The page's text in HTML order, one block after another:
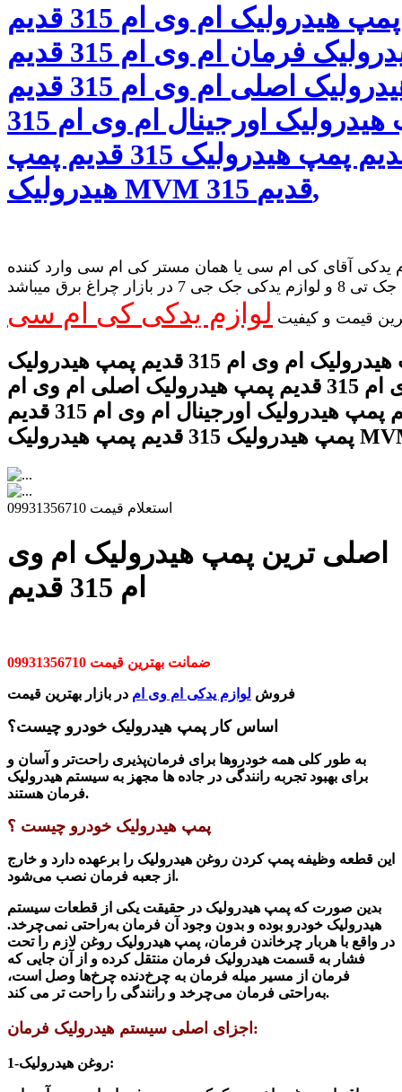
قیمت پمپ هیدرولیک ام وی ام 315 قدیم
پمپ هیدرولیک فرمان ام وی ام 315 قدیم
پمپ هیدرولیک اصلی ام وی ام 315 قدیم
پمپ هیدرولیک اورجینال ام وی ام 315
قدیم پمپ هیدرولیک 315 قدیم پمپ
هیدرولیک MVM 315 قدیم,
یدکی آقای کی ام سی یا همان مستر کی ام سی وارد کننده
لوازم یدکی جک تی 8 و لوازم یدکی جک جی 7 در بازار چراغ برق میباشد
قیمت و کیفیت لوازم یدکی کی ام سی
قیمت پمپ هیدرولیک ام وی ام 315 قدیم پمپ هیدرولیک
فرمان ام وی ام 315 قدیم پمپ هیدرولیک اصلی ام وی ام
315 قدیم پمپ هیدرولیک اورجینال ام وی ام 315 قدیم
استعلام قیمت 09931356710
اصلی ترین پمپ هیدرولیک ام وی
ام 315 قدیم
ضمانت بهترین قیمت 09931356710
فروش لوازم یدکی ام وی ام در بازار بهترین قیمت
اساس کار پمپ هیدرولیک خودرو چیست؟
به طور کلی همه خودروها برای فرمان‌پذیری راحت‌تر و آسان و
برای بهبود تجربه رانندگی در جاده ها مجهز به سیستم هیدرولیک
فرمان هستند.
پمپ هیدرولیک خودرو چیست ؟
این قطعه وظیفه پمپ کردن روغن هیدرولیک را برعهده دارد و خارج
از جعبه فرمان نصب می‌شود.
بدین صورت که پمپ هیدرولیک در حقیقت یکی از قطعات سیستم
هیدرولیک خودرو بوده و بدون وجود آن فرمان به‌راحتی نمی‌چرخد.
در واقع با هربار چرخاندن فرمان، پمپ هیدرولیک روغن لازم را تحت
فشار به قسمت هیدرولیک فرمان منتقل کرده و از آن‌ جایی که
فرمان از مسیر میله فرمان به چرخ‌دنده چرخ‌ها وصل است،
به‌راحتی فرمان می‌چرخد و رانندگی را راحت تر می کند.
اجزای اصلی سیستم هیدرولیک فرمان:
1-روغن هیدرولیک: